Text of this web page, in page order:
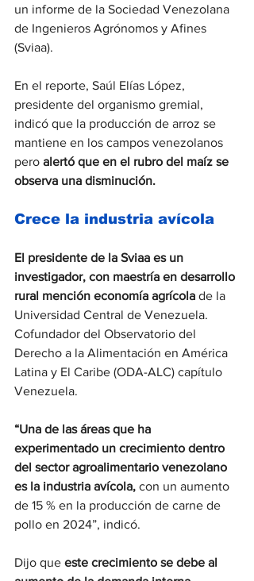
un informe de la Sociedad Venezolana
de Ingenieros Agrónomos y Afines
(Sviaa).
En el reporte, Saúl Elías López,
presidente del organismo gremial,
indicó que la producción de arroz se
mantiene en los campos venezolanos
pero alertó que en el rubro del maíz se
observa una disminución.
Crece la industria avícola
El presidente de la Sviaa es un
investigador, con maestría en desarrollo
rural mención economía agrícola de la
Universidad Central de Venezuela.
Cofundador del Observatorio del
Derecho a la Alimentación en América
Latina y El Caribe (ODA-ALC) capítulo
Venezuela.
“Una de las áreas que ha
experimentado un crecimiento dentro
del sector agroalimentario venezolano
es la industria avícola, con un aumento
de 15 % en la producción de carne de
pollo en 2024”, indicó.
Dijo que este crecimiento se debe al